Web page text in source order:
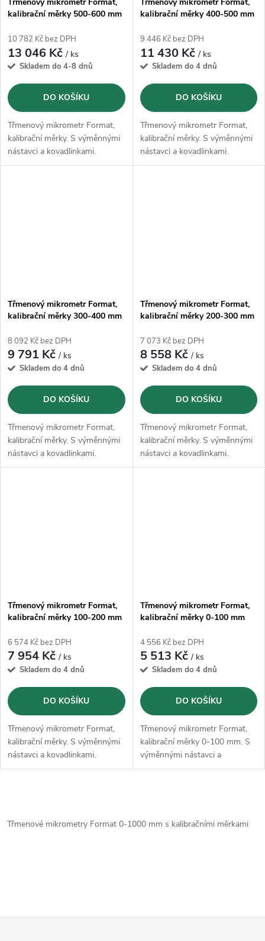
Třmenový mikrometr Format,
kalibrační měrky 500-600 mm
10 782 Kč bez DPH
13 046 Kč/ ks
Skladem do 4-8 dnů
DO KOŠÍKU
Třmenový mikrometr Format,
kalibrační měrky. S výměnnými
nástavci a kovadlinkami.
Třmenový mikrometr Format,
kalibrační měrky 400-500 mm
9 446 Kč bez DPH
11 430 Kč/ ks
Skladem do 4 dnů
DO KOŠÍKU
Třmenový mikrometr Format,
kalibrační měrky. S výměnnými
nástavci a kovadlinkami.
Třmenový mikrometr Format,
kalibrační měrky 300-400 mm
8 092 Kč bez DPH
9 791 Kč/ ks
Skladem do 4 dnů
DO KOŠÍKU
Třmenový mikrometr Format,
kalibrační měrky. S výměnnými
nástavci a kovadlinkami.
Třmenový mikrometr Format,
kalibrační měrky 200-300 mm
7 073 Kč bez DPH
8 558 Kč/ ks
Skladem do 4 dnů
DO KOŠÍKU
Třmenový mikrometr Format,
kalibrační měrky. S výměnnými
nástavci a kovadlinkami.
Třmenový mikrometr Format,
kalibrační měrky 100-200 mm
6 574 Kč bez DPH
7 954 Kč/ ks
Skladem do 4 dnů
DO KOŠÍKU
Třmenový mikrometr Format,
kalibrační měrky. S výměnnými
nástavci a kovadlinkami.
Třmenový mikrometr Format,
kalibrační měrky 0-100 mm
4 556 Kč bez DPH
5 513 Kč/ ks
Skladem do 4 dnů
DO KOŠÍKU
Třmenový mikrometr Format,
kalibrační měrky 0-100 mm. S
výměnnými nástavci a
kovadlinkami.
v
a
Třmenové mikrometry Format 0-1000 mm s kalibračními měrkami